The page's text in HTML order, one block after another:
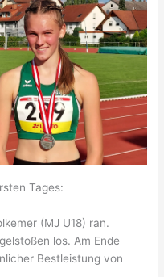
Tages:
(MJ U18) ran.
los. Am Ende
Bestleistung von